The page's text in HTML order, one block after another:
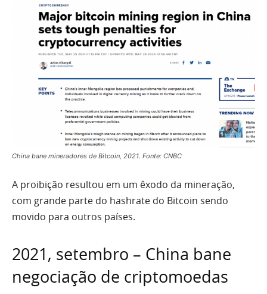
China bane mineradores de Bitcoin, 2021. Fonte: CNBC
A proibição resultou em um êxodo da mineração,
com grande parte do hashrate do Bitcoin sendo
movido para outros países.
2021, setembro – China bane
negociação de criptomoedas